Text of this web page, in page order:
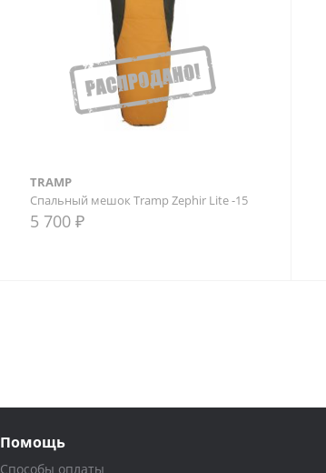
TRAMP
Спальный мешок Tramp Zephir Lite -15
5 700 ₽
Помощь
Способы оплаты